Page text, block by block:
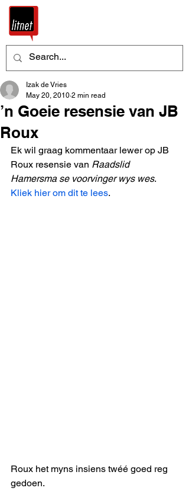
’n Goeie resensie van JB
Roux
Izak de Vries
May 20, 2010 2 min read
Ek wil graag kommentaar lewer op JB
Roux resensie van Raadslid
Hamersma se voorvinger wys wes.
Kliek hier om dit te lees.
Roux het myns insiens twéé goed reg
gedoen.